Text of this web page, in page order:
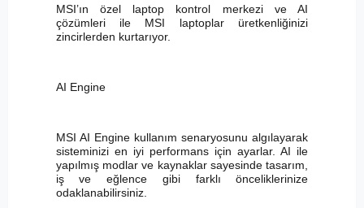
MSI’ın özel laptop kontrol merkezi ve AI
çözümleri ile MSI laptoplar üretkenliğinizi
zincirlerden kurtarıyor.
AI Engine
MSI AI Engine kullanım senaryosunu algılayarak
sisteminizi en iyi performans için ayarlar. AI ile
yapılmış modlar ve kaynaklar sayesinde tasarım,
iş ve eğlence gibi farklı önceliklerinize
odaklanabilirsiniz.